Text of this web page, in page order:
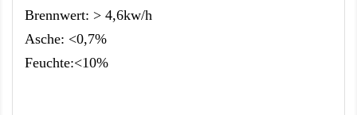
Brennwert: > 4,6kw/h
Asche: <0,7%
Feuchte:<10%